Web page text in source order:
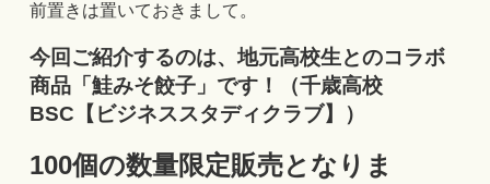
前置きは置いておきまして。
今回ご紹介するのは、地元高校生とのコラボ
商品「鮭みそ餃子」 です！（千歳高校
BSC【ビジネススタディクラブ】）
100個の数量限定販売となりま